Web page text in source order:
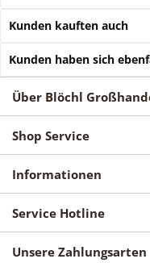
Kunden kauften auch
Kunden haben sich
Über Blöchl
Shop Service
Informationen
Service Hotline
Unsere Zahlungsarten